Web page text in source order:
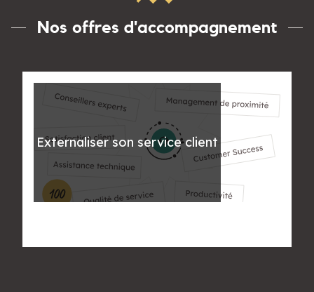
Nos offres d'accompagnement
Externaliser son service client